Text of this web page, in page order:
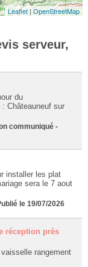
Leaflet |OpenStreetMap
serveur,
du
Châteauneuf sur
communiqué -
installer les plat
sera le 7 aout
le 19/07/2026
réception près
rangement